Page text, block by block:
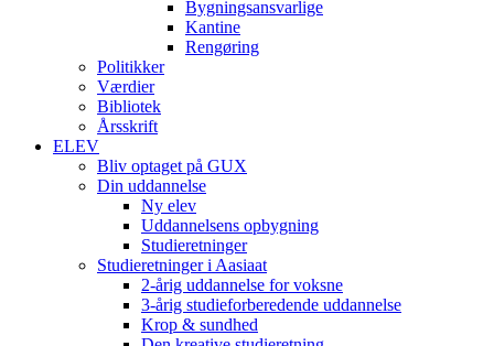
Bygningsansvarlige
Kantine
Rengøring
Politikker
Værdier
Bibliotek
Årsskrift
ELEV
Bliv optaget på GUX
Din uddannelse
Ny elev
Uddannelsens opbygning
Studieretninger
Studieretninger i Aasiaat
2-årig uddannelse for voksne
3-årig studieforberedende uddannelse
Krop & sundhed